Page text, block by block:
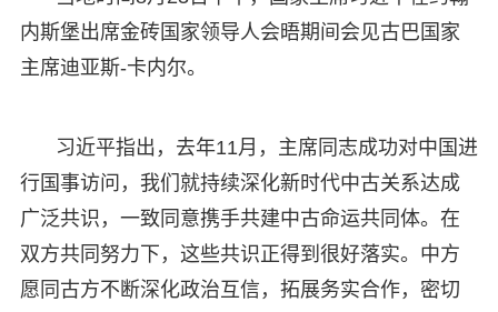
内斯堡出席金砖国家领导人会晤期间会见古巴国家
主席迪亚斯-卡内尔。
习近平指出，去年11月，主席同志成功对中国进
行国事访问，我们就持续深化新时代中古关系达成
广泛共识，一致同意携手共建中古命运共同体。在
双方共同努力下，这些共识正得到很好落实。中方
愿同古方不断深化政治互信，拓展务实合作，密切